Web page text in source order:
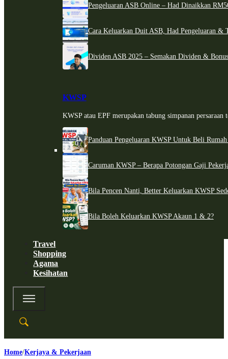
Pengeluaran ASB Online – Had Dinaikkan
Cara Keluarkan Duit ASB, Had Pengeluaran &
Dividen ASB 2025 – Semakan Dividen &
KWSP
KWSP atau EPF merupakan tabung simpanan persaraan
Panduan Pengeluaran KWSP Untuk Beli
Caruman KWSP – Berapa Potongan Gaji
Bila Pencen Nanti, Better Keluarkan KWSP
Bila Boleh Keluarkan KWSP Akaun 1 & 2?
Travel
Shopping
Agama
Kesihatan
Home Kerjaya & Pekerjaan